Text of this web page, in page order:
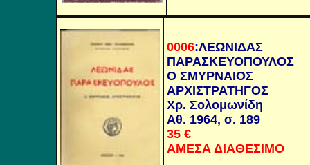
0006:ΛΕΩΝΙΔΑΣ
ΠΑΡΑΣΚΕΥΟΠΟΥΛΟΣ
Ο ΣΜΥΡΝΑΙΟΣ
ΑΡΧΙΣΤΡΑΤΗΓΟΣ
Χρ. Σολομωνίδη
Αθ. 1964, σ. 189
35€
ΑΜΕΣΑ ΔΙΑΘΕΣΙΜΟ